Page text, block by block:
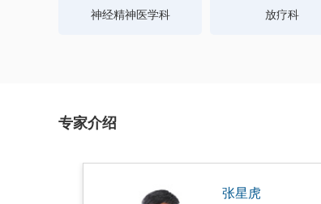
神经精神医学科 放疗科
专家介绍
张星虎